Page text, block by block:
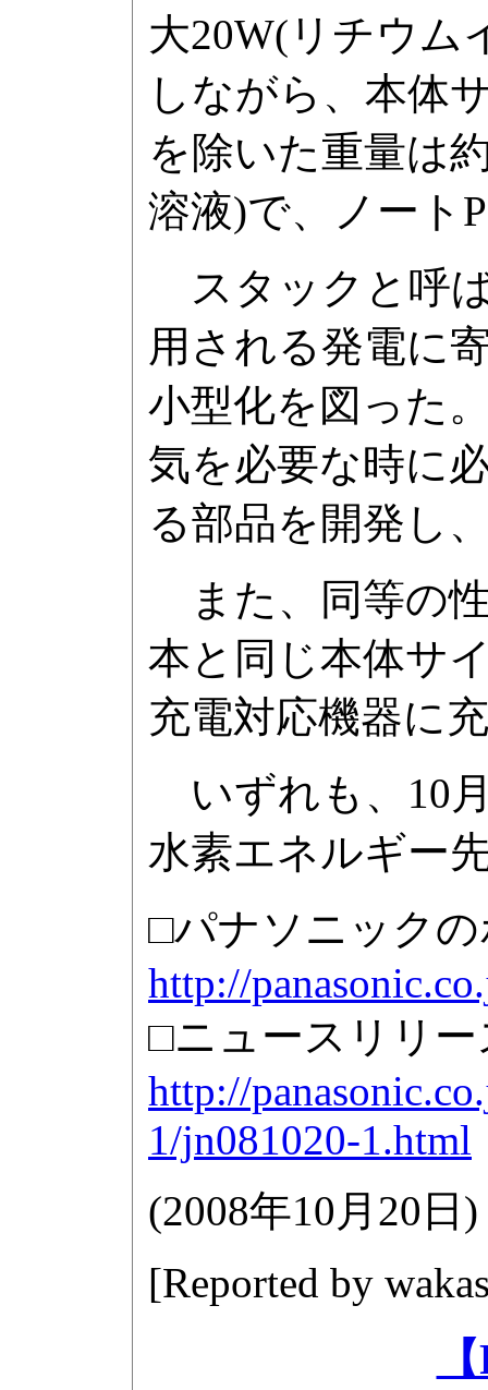
大20W(リチウム
しながら、本体
を除いた重量は
溶液)で、ノート
スタックと呼
用される発電に
小型化を図った
気を必要な時に
る部品を開発し
また、同等の
本と同じ本体サ
充電対応機器に
いずれも、10
水素エネルギー
□パナソニック
http://
□ニュースリリー
http://
1/jn081020-1.html
(2008年10月20日 )
[Reported by